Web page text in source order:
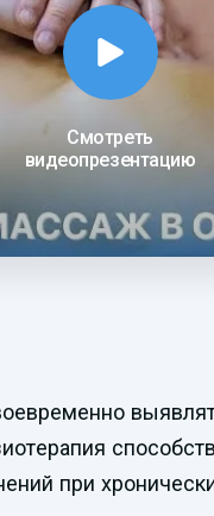
Смотреть
видеопрезентацию
при